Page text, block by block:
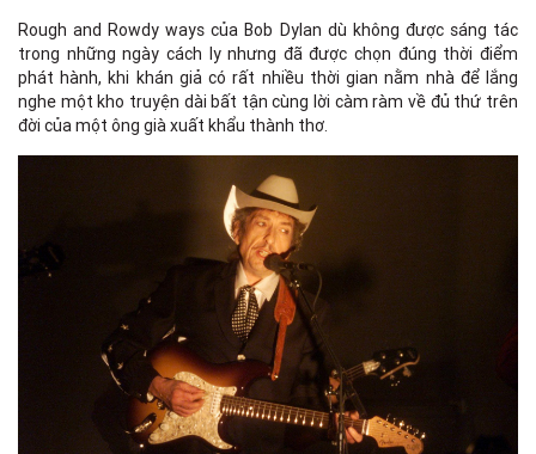
Rough and Rowdy ways của Bob Dylan dù không được sáng tác
trong những ngày cách ly nhưng đã được chọn đúng thời điểm
phát hành, khi khán giả có rất nhiều thời gian nằm nhà để lắng
nghe một kho truyện dài bất tận cùng lời càm ràm về đủ thứ trên
đời của một ông già xuất khẩu thành thơ.